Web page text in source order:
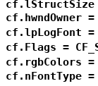
cf.lStructSize =
cf.hwndOwner =
cf.lpLogFont =
cf.Flags =
cf.rgbColors =
cf.nFontType =